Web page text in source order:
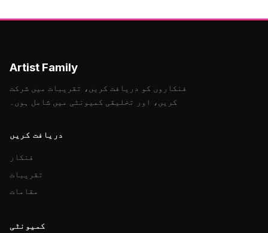
Artist Family
فنکاروں کو دریافت کریں، تقریبات میں شرکت
کریں، اور تخلیقی کمیونٹی میں شامل ہوں۔
دریافت کریں
فنکار
تقریبات
مقامات
کمیونٹی